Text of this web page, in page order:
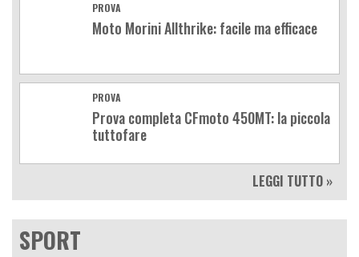
PROVA
Moto Morini Allthrike: facile ma efficace
PROVA
Prova completa CFmoto 450MT: la piccola
tuttofare
LEGGI TUTTO »
SPORT